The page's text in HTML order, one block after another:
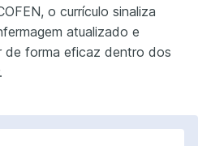
o currículo sinaliza
atualizado e
de forma eficaz dentro dos